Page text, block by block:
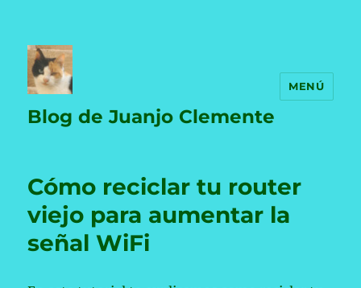
Blog de Juanjo Clemente
MENÚ
Cómo reciclar tu router
viejo para aumentar la
señal WiFi